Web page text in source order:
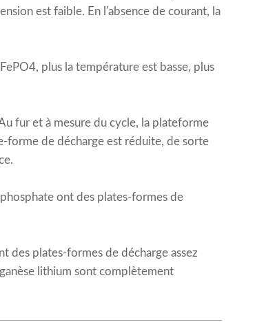
est faible. En l'absence de courant, la
plus la température est basse, plus
fur et à mesure du cycle, la plateforme
forme de décharge est réduite, de sorte
ont des plates-formes de
des plates-formes de décharge assez
lithium sont complètement